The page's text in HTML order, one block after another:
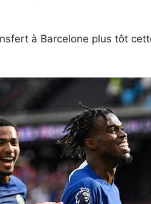
à Barcelone plus tôt